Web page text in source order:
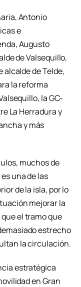
Antonio
e
Augusto
de Valsequillo,
alcalde de Telde,
la reforma
la GC-
La Herradura y
y más
muchos de
una de las
de la isla, por lo
mejorar la
el tramo que
estrecho
la circulación.
estratégica
en Gran